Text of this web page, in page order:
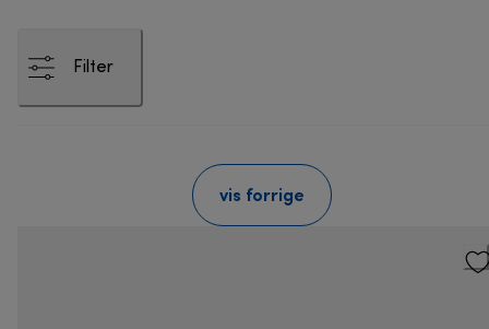
Filter
vis forrige